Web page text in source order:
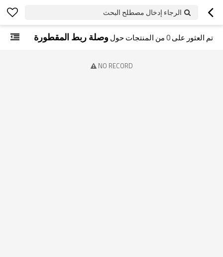
الرجاء إدخال مصطلح البحث
تم العثور على0من المنتجات حول وصلة ربط المقطورة
NO RECORD